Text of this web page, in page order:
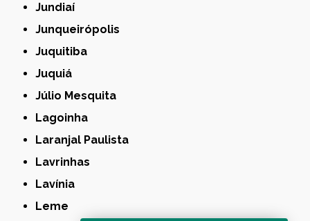
Jundiaí
Junqueirópolis
Juquitiba
Juquiá
Júlio Mesquita
Lagoinha
Laranjal Paulista
Lavrinhas
Lavínia
Leme